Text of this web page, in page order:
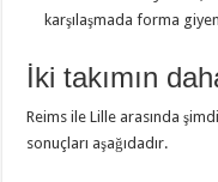
karşılaşmada forma
İki takımın
Reims ile Lille arasında
sonuçları aşağıdadır.